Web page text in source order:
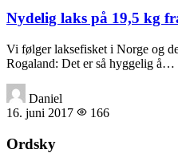
Nydelig laks på 19,5 kg
Vi følger laksefisket i Norge og
Rogaland: Det er så hyggelig å…
Daniel
16. juni 2017
166
Ordsky